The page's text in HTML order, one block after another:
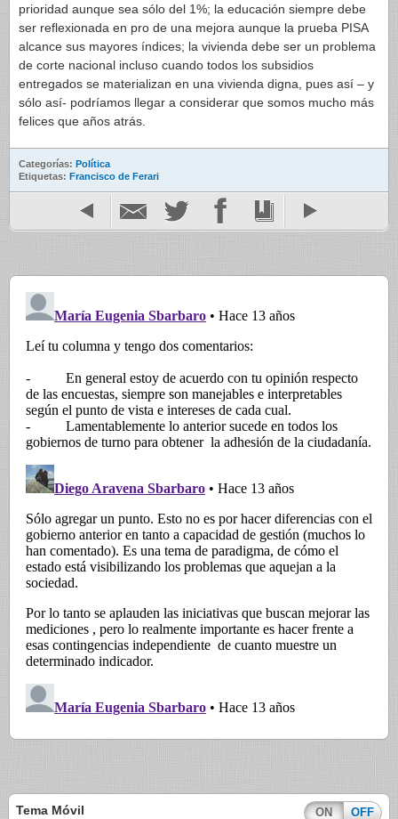
prioridad aunque sea sólo del 1%; la educación siempre debe
ser reflexionada en pro de una mejora aunque la prueba PISA
alcance sus mayores índices; la vivienda debe ser un problema
de corte nacional incluso cuando todos los subsidios
entregados se materializan en una vivienda digna, pues así – y
sólo así- podríamos llegar a considerar que somos mucho más
felices que años atrás.
Categorías: Política
Etiquetas: Francisco de Ferari
Tema Móvil ON OFF